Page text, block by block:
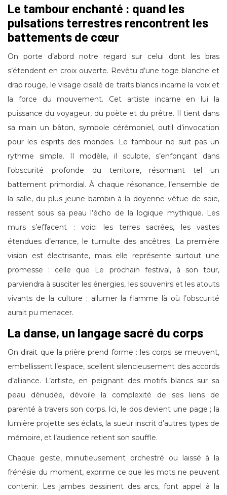
Le tambour enchanté : quand les
pulsations terrestres rencontrent les
battements de cœur
On porte d’abord notre regard sur celui dont les bras
s’étendent en croix ouverte. Revêtu d’une toge blanche et
drap rouge, le visage ciselé de traits blancs incarne la voix et
la force du mouvement. Cet artiste incarne en lui la
puissance du voyageur, du poète et du prêtre. Il tient dans
sa main un bâton, symbole cérémoniel, outil d’invocation
pour les esprits des mondes. Le tambour ne suit pas un
rythme simple. Il modèle, il sculpte, s’enfonçant dans
l’obscurité profonde du territoire, résonnant tel un
battement primordial. À chaque résonance, l’ensemble de
la salle, du plus jeune bambin à la doyenne vêtue de soie,
ressent sous sa peau l’écho de la logique mythique. Les
murs s’effacent : voici les terres sacrées, les vastes
étendues d’errance, le tumulte des ancêtres. La première
vision est électrisante, mais elle représente surtout une
promesse : celle que Le prochain festival, à son tour,
parviendra à susciter les énergies, les souvenirs et les atouts
vivants de la culture ; allumer la flamme là où l’obscurité
aurait pu menacer.
La danse, un langage sacré du corps
On dirait que la prière prend forme : les corps se meuvent,
embellissent l’espace, scellent silencieusement des accords
d’alliance. L’artiste, en peignant des motifs blancs sur sa
peau dénudée, dévoile la complexité de ses liens de
parenté à travers son corps. Ici, le dos devient une page ; la
lumière projette ses éclats, la sueur inscrit d’autres types de
mémoire, et l’audience retient son souffle.
Chaque geste, minutieusement orchestré ou laissé à la
frénésie du moment, exprime ce que les mots ne peuvent
contenir. Les jambes dessinent des arcs, font appel à la